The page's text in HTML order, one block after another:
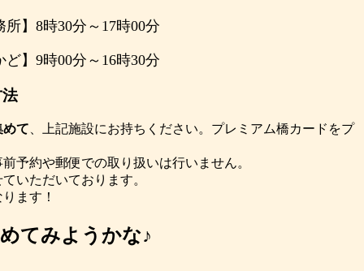
】8時30分～17時00分
】9時00分～16時30分
めて 、上記施設にお持ちください。プレミアム橋カードをプ
予約や郵便での取り扱いは行いません。
いただいております。
ます！
てみようかな♪